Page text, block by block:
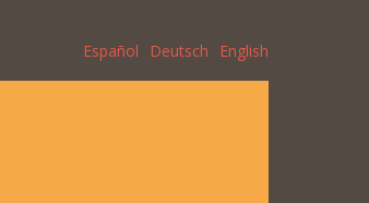
Español Deutsch English